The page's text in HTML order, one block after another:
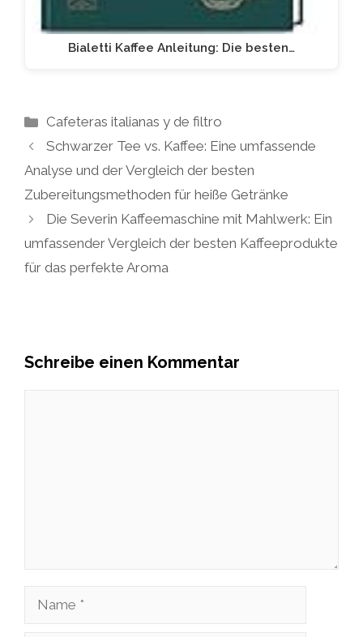
Bialetti Kaffee Anleitung: Die besten…
Kategorien
Cafeteras italianas y de filtro
Schwarzer Tee vs. Kaffee: Eine umfassende
Analyse und der Vergleich der besten
Zubereitungsmethoden für heiße Getränke
Die Severin Kaffeemaschine mit Mahlwerk: Ein
umfassender Vergleich der besten Kaffeeprodukte
für das perfekte Aroma
Schreibe einen Kommentar
Name